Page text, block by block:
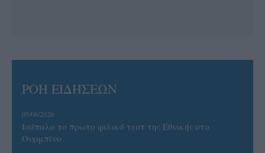
ΡΟΗ ΕΙΔΗΣΕΩΝ
05/08/2026
Ισόπαλο το πρωτο φιλικό τεστ της Εθνικής στο
Ουρμπίνο